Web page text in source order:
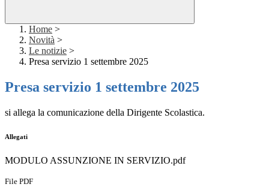
Home >
Novità >
Le notizie >
Presa servizio 1 settembre 2025
Presa servizio 1 settembre 2025
si allega la comunicazione della Dirigente Scolastica.
Allegati
MODULO ASSUNZIONE IN SERVIZIO.pdf
File PDF